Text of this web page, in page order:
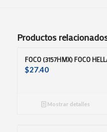
Productos
FOCO (3157HMX) FOCO
$27.40
Mostrar detalles